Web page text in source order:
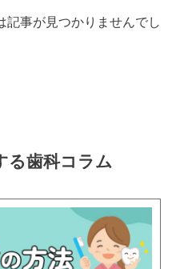
記事が見つかりませんでし
る歯科コラム